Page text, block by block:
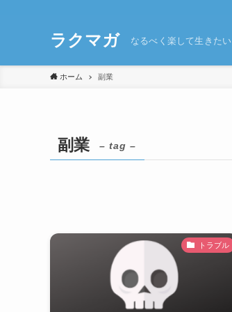
ラクマガ なるべく楽して生きたい
ホーム 副業
副業 – tag –
トラブル